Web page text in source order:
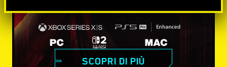
SCOPRI DI PIÙ